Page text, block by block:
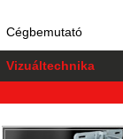
Cégbemutató
Vizuáltechnika